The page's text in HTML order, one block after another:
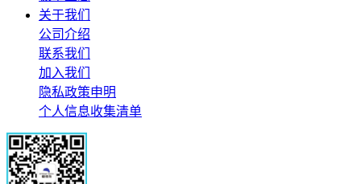
关于我们
公司介绍
联系我们
加入我们
隐私政策申明
个人信息收集清单